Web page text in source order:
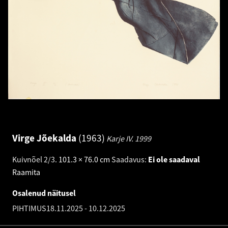
Virge Jõekalda 1963 Karje IV. 1999
Kuivnõel 2/3. 101.3 × 76.0 cm Saadavus: Ei ole saadaval
Raamita
Osalenud näitusel
PIHTIMUS18.11.2025- 10.12.2025